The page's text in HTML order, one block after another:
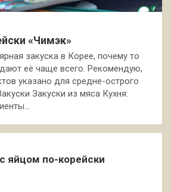
«Чимэк»
закуска в Корее, почему то
её чаще всего. Рекомендую,
указано для средне-острого
Закуски из мяса Кухня:
яйцом по-корейски